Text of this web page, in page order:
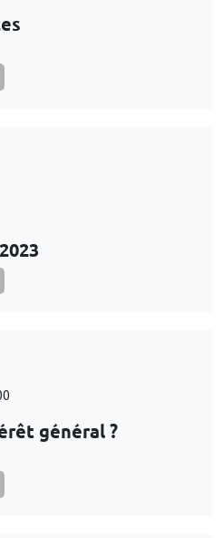
général ?